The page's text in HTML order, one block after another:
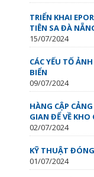
TRIỂN KHAI
TIÊN SA ĐÀ
15/07/2024
CÁC YẾU TỐ
BIỂN
09/07/2024
HÀNG CẬP
GIAN ĐỂ VỀ KHO
02/07/2024
KỸ THUẬT
01/07/2024